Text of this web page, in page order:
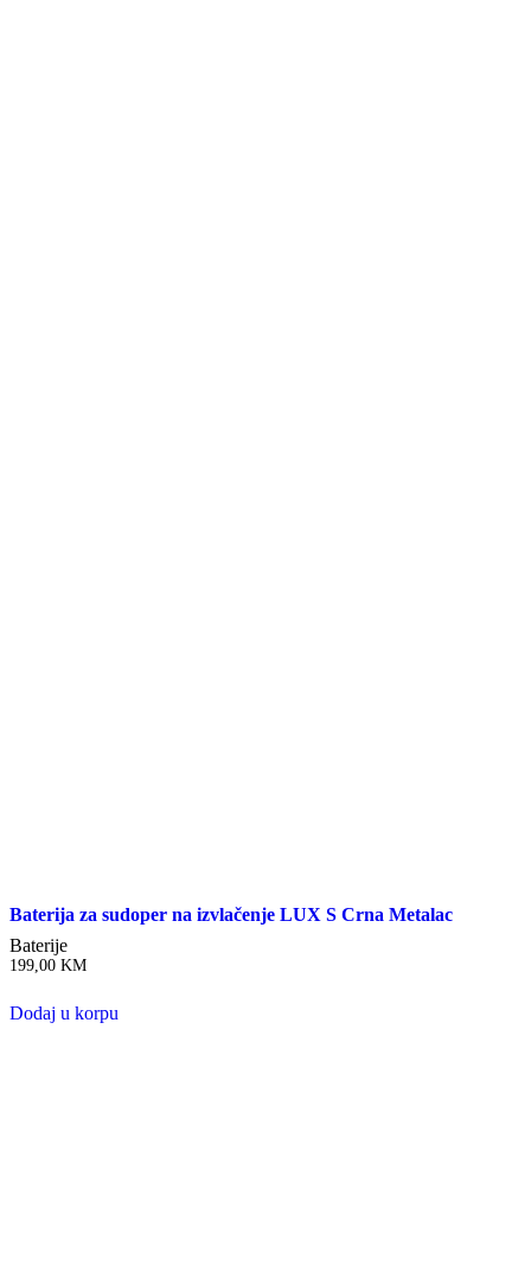
Baterija za sudoper na izvlačenje LUX S Crna Metalac
Baterije
199,00 KM
Dodaj u korpu